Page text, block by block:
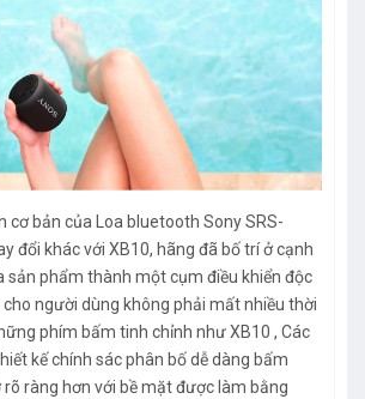
cơ bản của Loa bluetooth Sony SRS-
đổi khác với XB10, hãng đã bố trí ở cạnh
sản phẩm thành một cụm điều khiển độc
cho người dùng không phải mất nhiều thời
phím bấm tinh chỉnh như XB10 , Các
kế chính sác phân bố dễ dàng bấm
ràng hơn với bề mặt được làm bằng